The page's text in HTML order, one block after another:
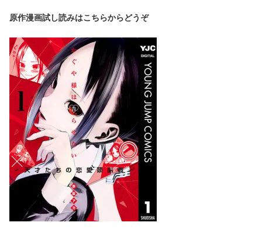
原作漫画試し読みはこちらからどうぞ